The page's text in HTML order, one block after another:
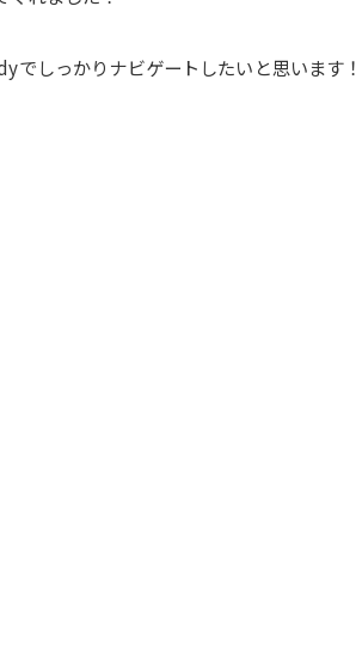
しっかりナビゲートしたいと思います！